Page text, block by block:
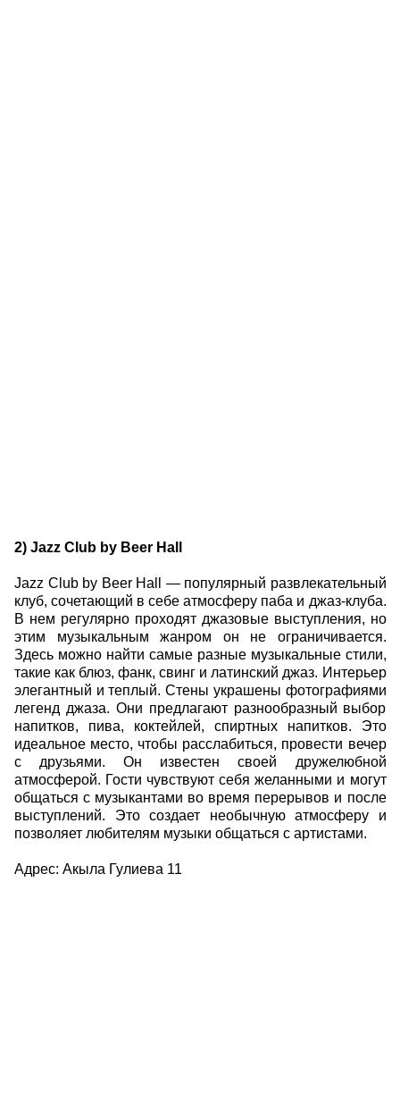
2) Jazz Club by Beer Hall
Jazz Club by Beer Hall — популярный развлекательный
клуб, сочетающий в себе атмосферу паба и джаз-клуба.
В нем регулярно проходят джазовые выступления, но
этим музыкальным жанром он не ограничивается.
Здесь можно найти самые разные музыкальные стили,
такие как блюз, фанк, свинг и латинский джаз. Интерьер
элегантный и теплый. Стены украшены фотографиями
легенд джаза. Они предлагают разнообразный выбор
напитков, пива, коктейлей, спиртных напитков. Это
идеальное место, чтобы расслабиться, провести вечер
с друзьями. Он известен своей дружелюбной
атмосферой. Гости чувствуют себя желанными и могут
общаться с музыкантами во время перерывов и после
выступлений. Это создает необычную атмосферу и
позволяет любителям музыки общаться с артистами.
Адрес: Акыла Гулиева 11